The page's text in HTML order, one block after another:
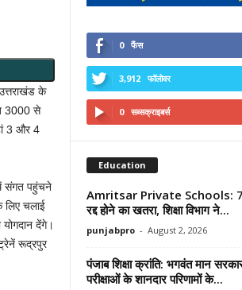
के
3000 से
3 और 4
संगत पहुंचने
लिए चलाई
देंगे।
रूद्रपुर
0 फैंस
3,912 फॉलोवर
0 सब्सक्राइबर्स
Education
Amritsar Private Schools: 79
रद्द होने का खतरा, शिक्षा विभाग ने...
punjabpro - August 2, 2026
पंजाब शिक्षा क्रांति: भगवंत मान
परीक्षाओं के शानदार परिणामों के...